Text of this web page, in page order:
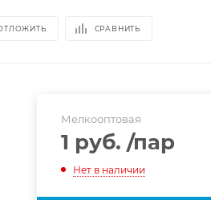
СРАВНИТЬ
Мелкооптовая
1 руб. /пар
Нет в наличии